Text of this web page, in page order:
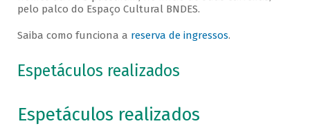
pelo palco do Espaço Cultural BNDES.
Saiba como funciona a reserva de ingressos.
Espetáculos realizados
Espetáculos realizados